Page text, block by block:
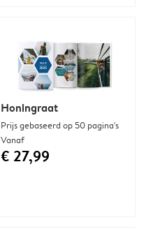
Honingraat
Prijs gebaseerd op 50 pagina's
Vanaf
€ 27,99